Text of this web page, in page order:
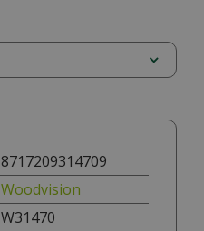
8717209314709
Woodvision
W31470